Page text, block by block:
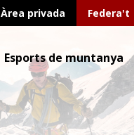
Àrea privada Federa't
Esports de muntanya